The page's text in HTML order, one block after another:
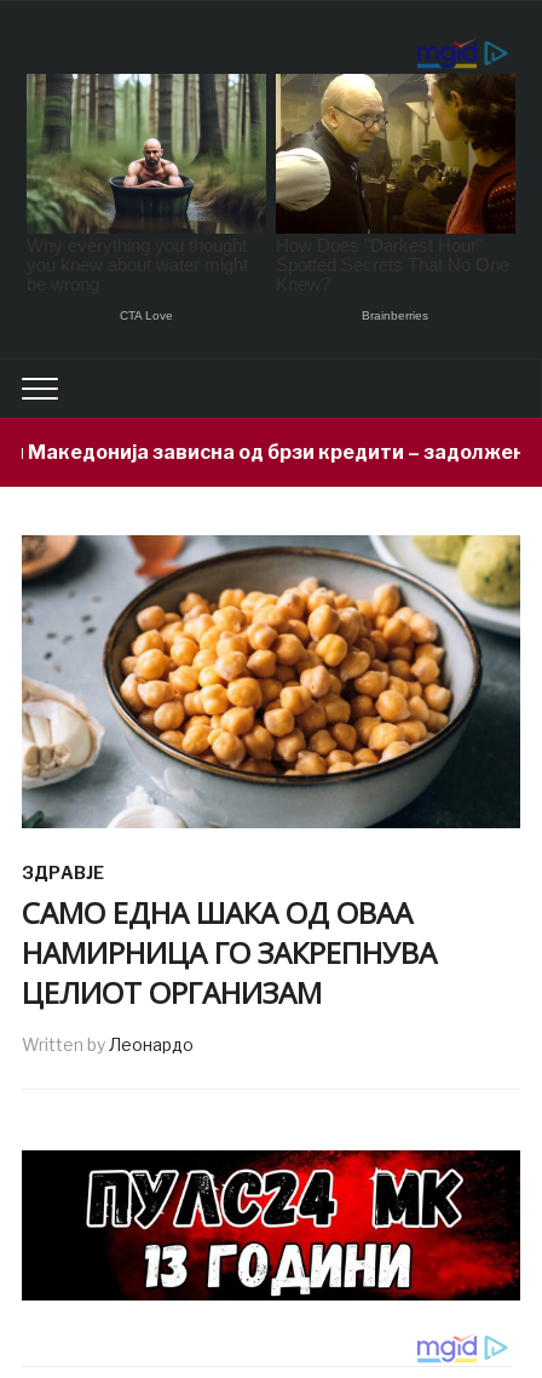
од брзи кредити – задолжени 333 милиони евра
ЗДРАВЈЕ
САМО ЕДНА ШАКА ОД ОВАА
НАМИРНИЦА ГО ЗАКРЕПНУВА
ЦЕЛИОТ ОРГАНИЗАМ
Written byЛеонардо